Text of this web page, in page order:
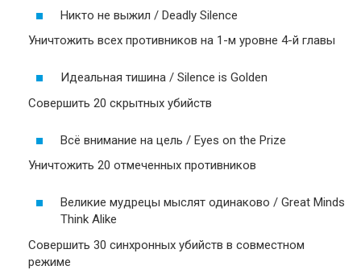
Никто не выжил / Deadly Silence
Уничтожить всех противников на 1-м уровне 4-й главы
Идеальная тишина / Silence is Golden
Совершить 20 скрытных убийств
Всё внимание на цель / Eyes on the Prize
Уничтожить 20 отмеченных противников
Великие мудрецы мыслят одинаково / Great Minds
Think Alike
Совершить 30 синхронных убийств в совместном
режиме